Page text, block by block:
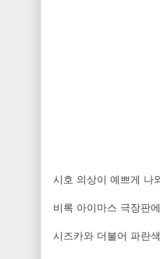
시호 의상이 예쁘게 나
비록 아이마스 극장판
시즈카와 더불어 파란